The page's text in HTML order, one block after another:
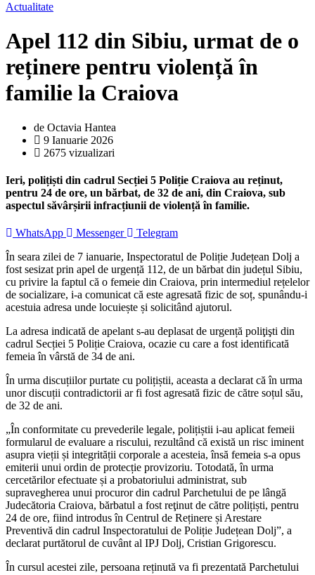
Actualitate
Apel 112 din Sibiu, urmat de o
reținere pentru violență în
familie la Craiova
de Octavia Hantea
9 Ianuarie 2026
2675 vizualizari
Ieri, polițiști din cadrul Secției 5 Poliție Craiova au reținut,
pentru 24 de ore, un bărbat, de 32 de ani, din Craiova, sub
aspectul săvârșirii infracțiunii de violență în familie.
WhatsApp Messenger
Telegram
În seara zilei de 7 ianuarie, Inspectoratul de Poliție Județean Dolj a
fost sesizat prin apel de urgență 112, de un bărbat din județul Sibiu,
cu privire la faptul că o femeie din Craiova, prin intermediul rețelelor
de socializare, i-a comunicat că este agresată fizic de soț, spunându-i
acestuia adresa unde locuiește și solicitând ajutorul.
La adresa indicată de apelant s-au deplasat de urgență poliţişti din
cadrul Secției 5 Poliție Craiova, ocazie cu care a fost identificată
femeia în vârstă de 34 de ani.
În urma discuțiilor purtate cu polițiștii, aceasta a declarat că în urma
unor discuții contradictorii ar fi fost agresată fizic de către soțul său,
de 32 de ani.
„În conformitate cu prevederile legale, polițiștii i-au aplicat femeii
formularul de evaluare a riscului, rezultând că există un risc iminent
asupra vieții și integrității corporale a acesteia, însă femeia s-a opus
emiterii unui ordin de protecție provizoriu. Totodată, în urma
cercetărilor efectuate și a probatoriului administrat, sub
supravegherea unui procuror din cadrul Parchetului de pe lângă
Judecătoria Craiova, bărbatul a fost reţinut de către polițiști, pentru
24 de ore, fiind introdus în Centrul de Reținere și Arestare
Preventivă din cadrul Inspectoratului de Poliție Județean Dolj”, a
declarat purtătorul de cuvânt al IPJ Dolj, Cristian Grigorescu.
În cursul acestei zile, persoana reținută va fi prezentată Parchetului